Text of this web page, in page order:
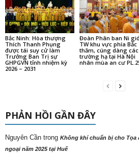
Bắc Ninh: Hòa thượng
Thích Thanh Phụng
được tái suy cử làm
Trưởng Ban Trị sự
GHPGVN tỉnh nhiệm kỳ
2026 – 2031
Đoàn Phân ban Ni
TW khu vực phía Bắc
thăm, cúng dàng các
trường hạ tại Hà Nội
nhân mùa an cư
PHẢN HỒI GẦN ĐÂY
Nguyên Cần trong Không khí chuẩn bị cho Tọa
ngoại năm 2025 tại Huế